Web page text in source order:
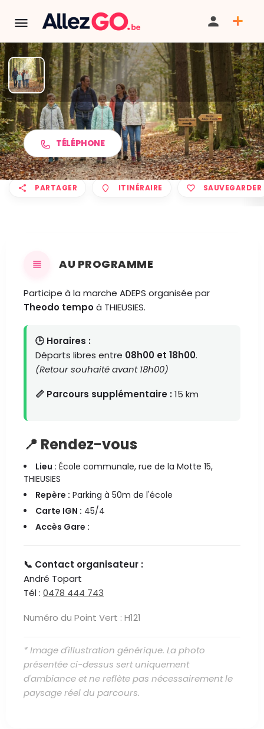
Marche ADEPS à THIEUSIES
TÉLÉPHONE
PARTAGER ITINÉRAIRE SAUVEGARDER
AU PROGRAMME
Participe à la marche ADEPS organisée par
Theodo tempoà THIEUSIES.
🕒 Horaires :
Départs libres entre 08h00 et 18h00.
(Retour souhaité avant 18h00)
📏 Parcours supplémentaire :15 km
📍 Rendez-vous
Lieu : École communale, rue de la Motte 15,
THIEUSIES
Repère : Parking à 50m de l'école
Carte IGN : 45/4
Accès Gare :
📞 Contact organisateur :
André Topart
Tél : 0478 444 743
Numéro du Point Vert : H121
* Image d'illustration générique. La photo
présentée ci-dessus sert uniquement
d'ambiance et ne reflète pas nécessairement le
paysage réel du parcours.